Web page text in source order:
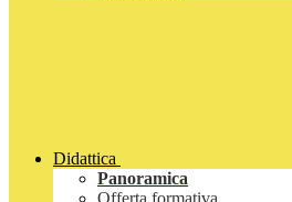
Didattica
Panoramica